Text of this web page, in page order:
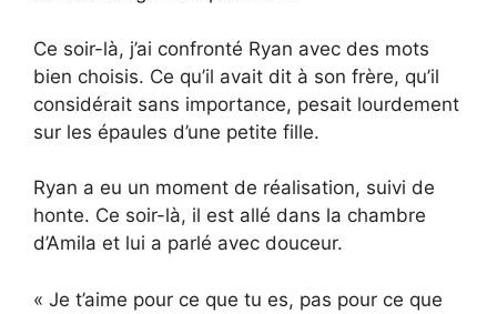
Ce soir-là, j’ai confronté Ryan avec des mots
bien choisis. Ce qu’il avait dit à son frère, qu’il
considérait sans importance, pesait lourdement
sur les épaules d’une petite fille.
Ryan a eu un moment de réalisation, suivi de
honte. Ce soir-là, il est allé dans la chambre
d’Amila et lui a parlé avec douceur.
« Je t’aime pour ce que tu es, pas pour ce que